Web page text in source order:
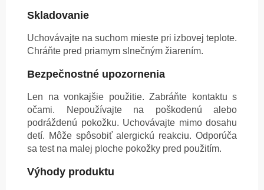
Skladovanie
Uchovávajte na suchom mieste pri izbovej teplote.
Chráňte pred priamym slnečným žiarením.
Bezpečnostné upozornenia
Len na vonkajšie použitie. Zabráňte kontaktu s
očami. Nepoužívajte na poškodenú alebo
podráždenú pokožku. Uchovávajte mimo dosahu
detí. Môže spôsobiť alergickú reakciu. Odporúča
sa test na malej ploche pokožky pred použitím.
Výhody produktu